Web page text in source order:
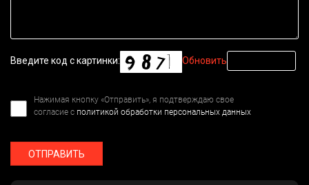
Введите код с картинки: Обновить
Нажимая кнопку «Отправить», я подтверждаю свое
согласие с политикой обработки персональных данных
ОТПРАВИТЬ